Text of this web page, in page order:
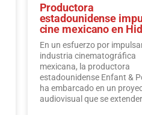
Productora
estadounidense
cine mexicano en
En un esfuerzo por
industria cinematográfica
mexicana, la productora
estadounidense Enfant &
ha embarcado en un
audiovisual que se